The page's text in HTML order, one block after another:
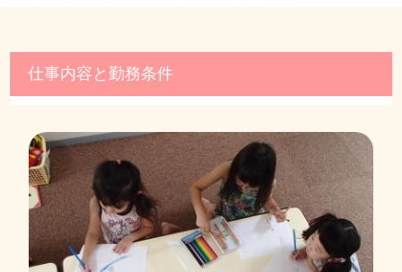
仕事内容と勤務条件